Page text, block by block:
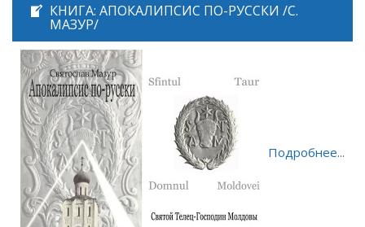
КНИГА: АПОКАЛИПСИС ПО-РУССКИ /С.
МАЗУР/
Подробнее...